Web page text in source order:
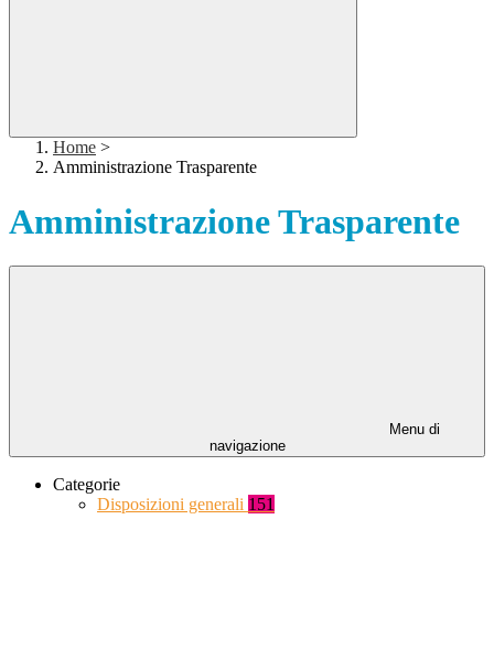
Home >
Amministrazione Trasparente
Amministrazione Trasparente
Menu di
navigazione
Categorie
Disposizioni generali 151